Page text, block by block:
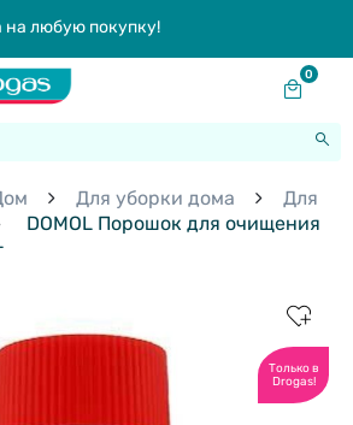
на любую покупку!
0
Для уборки дома
Для
DOMOL Порошок для очищения
Только в
Drogas!